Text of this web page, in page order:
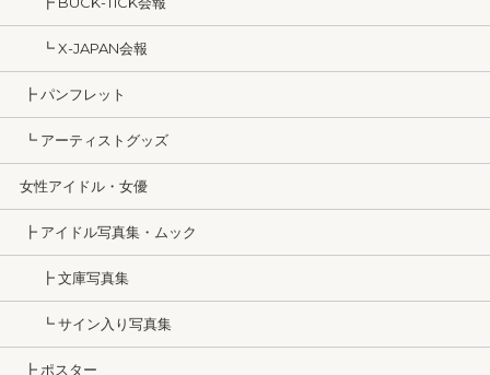
┗ X-JAPAN会報
┣ パンフレット
┗ アーティストグッズ
女性アイドル・女優
┣ アイドル写真集・ムック
┣ 文庫写真集
┗ サイン入り写真集
┣ ポスター